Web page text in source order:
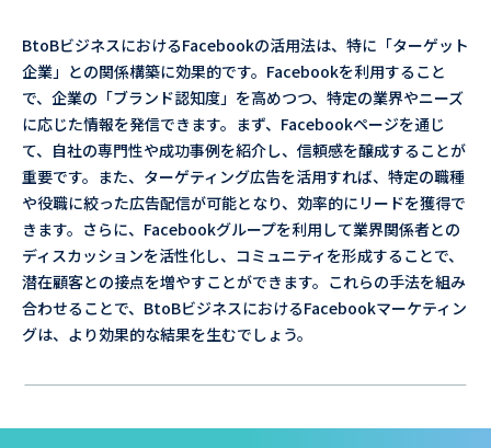
BtoBビジネスにおけるFacebookの活用法は、特に「ターゲット
企業」との関係構築に効果的です。Facebookを利用すること
で、企業の「ブランド認知度」を高めつつ、特定の業界やニーズ
に応じた情報を発信できます。まず、Facebookページを通じ
て、自社の専門性や成功事例を紹介し、信頼感を醸成することが
重要です。また、ターゲティング広告を活用すれば、特定の職種
や役職に絞った広告配信が可能となり、効率的にリードを獲得で
きます。さらに、Facebookグループを利用して業界関係者との
ディスカッションを活性化し、コミュニティを形成することで、
潜在顧客との接点を増やすことができます。これらの手法を組み
合わせることで、BtoBビジネスにおけるFacebookマーケティン
グは、より効果的な結果を生むでしょう。